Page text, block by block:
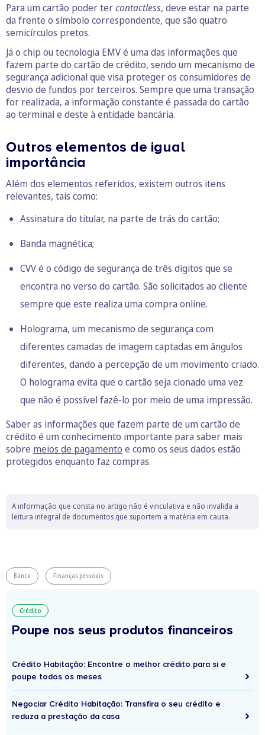
Para um cartão poder tercontactless, deve estar na parte
da frente o símbolo correspondente, que são quatro
semicírculos pretos.
Já o chip ou tecnologia EMV é uma das informações que
fazem parte do cartão de crédito, sendo um mecanismo de
segurança adicional que visa proteger os consumidores de
desvio de fundos por terceiros. Sempre que uma transação
for realizada, a informação constante é passada do cartão
ao terminal e deste à entidade bancária.
Outros elementos de igual
importância
Além dos elementos referidos, existem outros itens
relevantes, tais como:
Assinatura do titular, na parte de trás do cartão;
Banda magnética;
CVV é o código de segurança de três dígitos que se
encontra no verso do cartão. São solicitados ao cliente
sempre que este realiza uma compra online.
Holograma, um mecanismo de segurança com
diferentes camadas de imagem captadas em ângulos
diferentes, dando a percepção de um movimento criado.
O holograma evita que o cartão seja clonado uma vez
que não é possível fazê-lo por meio de uma impressão.
Saber as informações que fazem parte de um cartão de
crédito é um conhecimento importante para saber mais
sobre meios de pagamento e como os seus dados estão
protegidos enquanto faz compras.
A informação que consta no artigo não é vinculativa e não invalida a
leitura integral de documentos que suportem a matéria em causa.
Banca Finanças pessoais
Crédito
Poupe nos seus produtos financeiros
Crédito Habitação: Encontre o melhor crédito para si e
poupe todos os meses
Negociar Crédito Habitação: Transfira o seu crédito e
reduza a prestação da casa